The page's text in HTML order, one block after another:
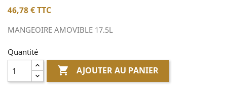
46,78 €TTC
MANGEOIRE AMOVIBLE 17.5L
Quantité
 AJOUTER AU PANIER